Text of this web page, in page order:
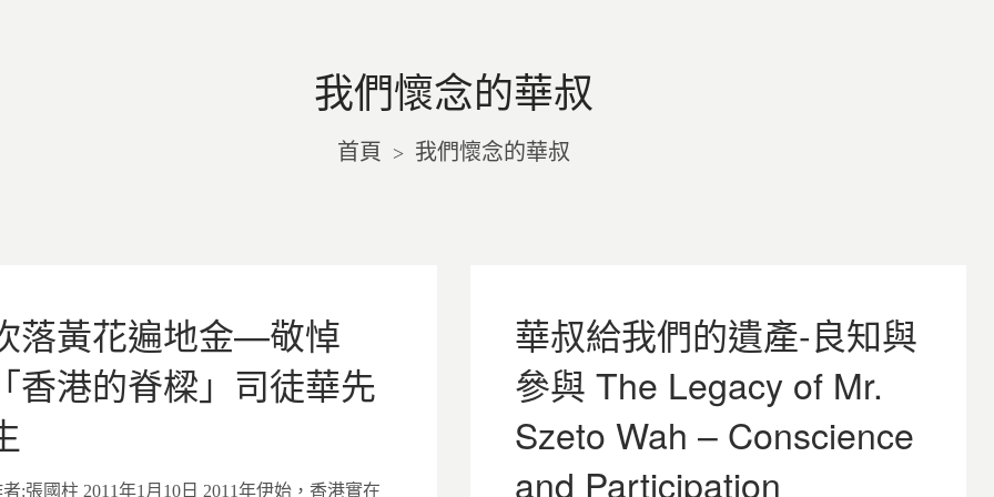
我們懷念的華叔
首頁 > 我們懷念的華叔
落黃花遍地金—敬悼
香港的脊樑」司徒華先
:張國柱 2011年1月10日 2011年伊始，香港實在
華叔給我們的遺產-良知與
參與 The Legacy of Mr.
Szeto Wah – Conscience
and Participation